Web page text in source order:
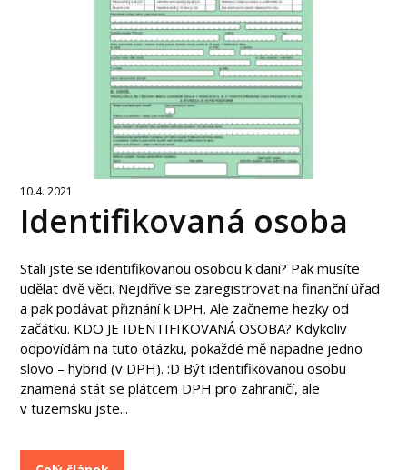
10.4. 2021
Identifikovaná osoba
Stali jste se identifikovanou osobou k dani? Pak musíte
udělat dvě věci. Nejdříve se zaregistrovat na finanční úřad
a pak podávat přiznání k DPH. Ale začneme hezky od
začátku. KDO JE IDENTIFIKOVANÁ OSOBA? Kdykoliv
odpovídám na tuto otázku, pokaždé mě napadne jedno
slovo – hybrid (v DPH). :D Být identifikovanou osobu
znamená stát se plátcem DPH pro zahraničí, ale
v tuzemsku jste...